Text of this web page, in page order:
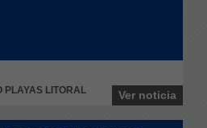
LITORAL
Ver noticia